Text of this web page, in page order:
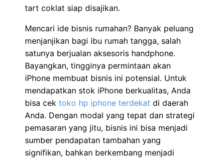
tart coklat siap disajikan.
Mencari ide bisnis rumahan? Banyak peluang
menjanjikan bagi ibu rumah tangga, salah
satunya berjualan aksesoris handphone.
Bayangkan, tingginya permintaan akan
iPhone membuat bisnis ini potensial. Untuk
mendapatkan stok iPhone berkualitas, Anda
bisa cek toko hp iphone terdekat di daerah
Anda. Dengan modal yang tepat dan strategi
pemasaran yang jitu, bisnis ini bisa menjadi
sumber pendapatan tambahan yang
signifikan, bahkan berkembang menjadi